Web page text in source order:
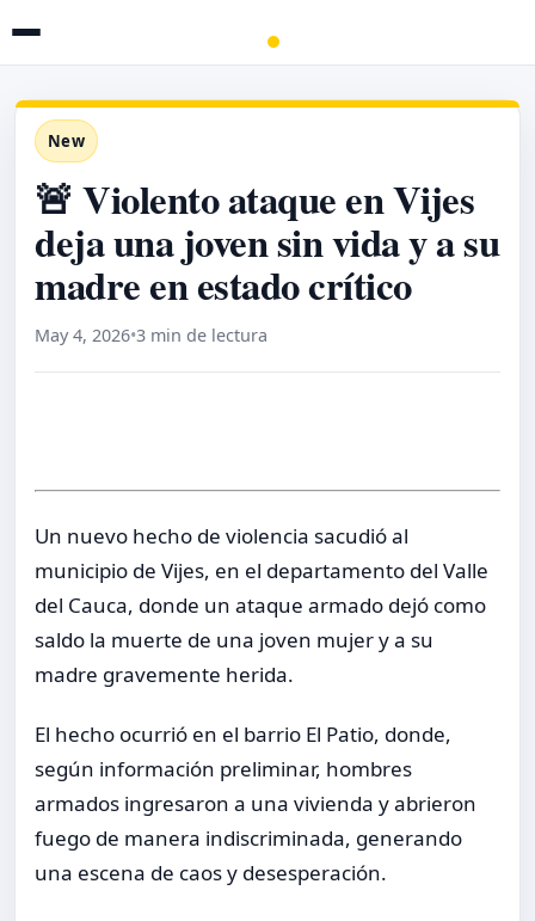
New
🚨 Violento ataque en Vijes
deja una joven sin vida y a su
madre en estado crítico
May 4, 2026•3 min de lectura
Un nuevo hecho de violencia sacudió al
municipio de Vijes, en el departamento del Valle
del Cauca, donde un ataque armado dejó como
saldo la muerte de una joven mujer y a su
madre gravemente herida.
El hecho ocurrió en el barrio El Patio, donde,
según información preliminar, hombres
armados ingresaron a una vivienda y abrieron
fuego de manera indiscriminada, generando
una escena de caos y desesperación.